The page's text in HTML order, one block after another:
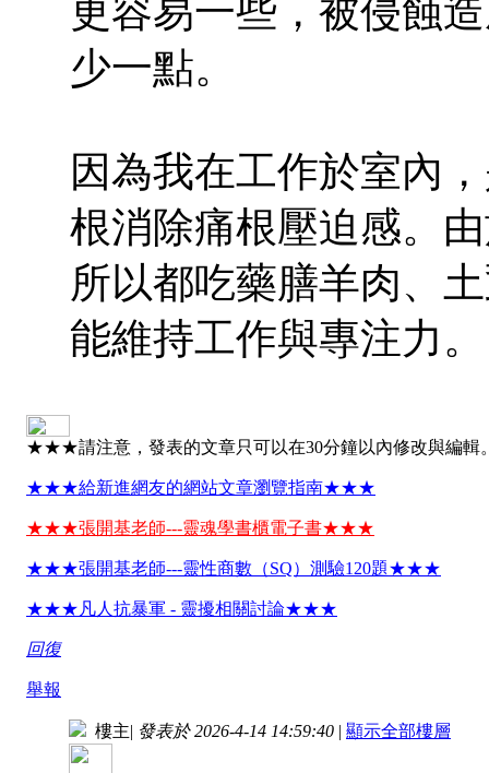
更容易一些，被侵蝕
少一點。
因為我在工作於室內
根消除痛根壓迫感。
所以都吃藥膳羊肉、
能維持工作與專注力。
★★★請注意，發表的文章只可以在30分鐘以內修改與編
★★★給新進網友的網站文章瀏覽指南★★★
★★★張開基老師---靈魂學書櫃電子書★★★
★★★張開基老師---靈性商數（SQ）測驗120題★★★
★★★凡人抗暴軍 - 靈擾相關討論★★★
回復
舉報
樓主| 發表於 2026-4-14 14:59:40 | 顯示全部樓層